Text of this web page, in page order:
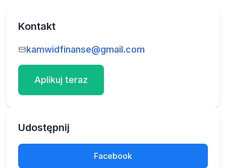
Kontakt
kamwidfinanse@gmail.com
Aplikuj teraz
Udostępnij
Facebook